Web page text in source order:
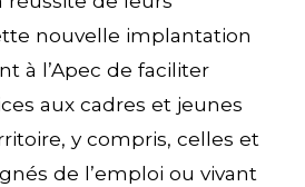
nouvelle implantation
à l’Apec de faciliter
aux cadres et jeunes
y compris, celles et
de l’emploi ou vivant